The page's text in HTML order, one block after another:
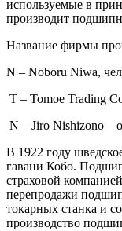
используемые в
производит
Название фирмы
N – Noboru Niwa,
T – Tomoe Trading
N – Jiro Nishizono –
В 1922 году
гавани Кобо.
страховой
перепродажи
токарных станка и
производство